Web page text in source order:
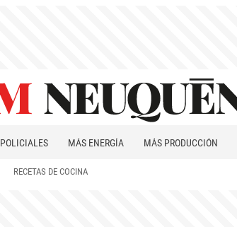
POLICIALES MÁS ENERGÍA MÁS PRODUCCIÓN
RECETAS DE COCINA